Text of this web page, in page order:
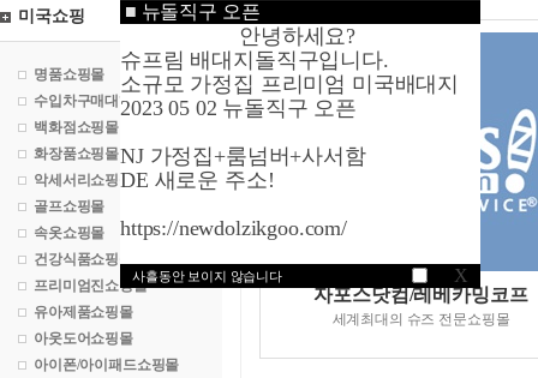
■ 뉴돌직구 오픈
안녕하세요?
슈프림 배대지돌직구입니다.
소규모 가정집 프리미엄 미국배대지
2023 05 02 뉴돌직구 오픈
NJ 가정집+룸넘버+사서함
DE 새로운 주소!
https://newdolzikgoo.com/
사흘동안 보이지 않습니다 X
미국쇼핑
명품쇼핑몰
수입차구매대행
백화점쇼핑몰
화장품쇼핑몰
악세서리쇼핑몰
골프쇼핑몰
속옷쇼핑몰
건강식품쇼핑몰
프리미엄진쇼핑몰
유아제품쇼핑몰
아웃도어쇼핑몰
아이폰/아이패드쇼핑몰
자포스닷컴/레베카밍코프
세계최대의 슈즈 전문쇼핑몰